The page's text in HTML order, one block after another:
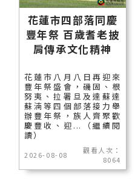
花蓮市四部落同慶
豐年祭 百歲耆老披
肩傳承文化精神
花蓮市八月八日再迎來
豐年祭盛會，磯固、根
努夷、拉署旦及達蘇達
蘇湳等四個部落接力舉
辦豐年祭，族人齊聚歡
慶豐收、迎...（繼續閱
讀）
2026-08-08
觀看人次：
8064